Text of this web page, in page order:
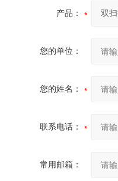
产品：
您的单位：
您的姓名：
联系电话：
常用邮箱：